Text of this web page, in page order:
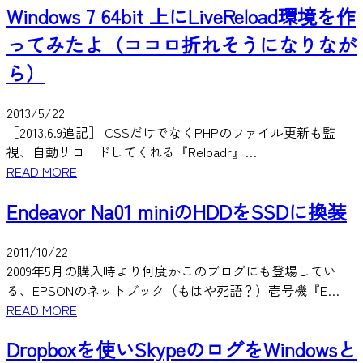
Windows 7 64bit 上にLiveReload環境を作
ってみたよ（ココロ折れそうになりなが
ら）
2013/5/22
［2013.6.9追記］ CSSだけでなくPHPのファイル更新も監
視、自動リロードしてくれる『Reloadr』…
READ MORE
Endeavor Na01 miniのHDDをSSDに換装
2011/10/22
2009年5月の購入時より何度かこのブログにも登場してい
る、EPSONのネットブック（もはや死語？）壱号機『E…
READ MORE
Dropboxを使いSkypeのログをWindowsと